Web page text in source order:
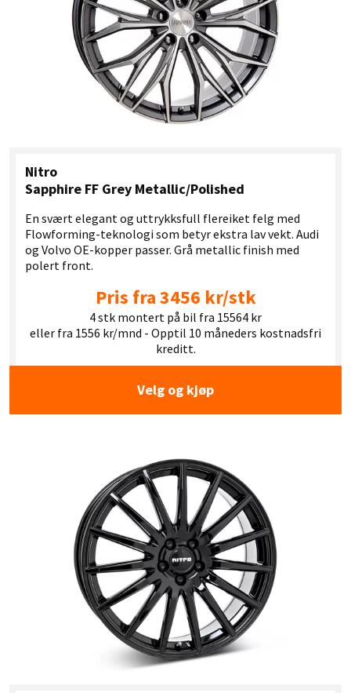
Nitro
Sapphire FF Grey Metallic/Polished
En svært elegant og uttrykksfull flereiket felg med
Flowforming-teknologi som betyr ekstra lav vekt. Audi
og Volvo OE-kopper passer. Grå metallic finish med
polert front.
Pris fra 3456 kr/stk
4 stk montert på bil fra 15564 kr
eller fra 1556 kr/mnd - Opptil 10 måneders kostnadsfri
kreditt.
Velg og kjøp